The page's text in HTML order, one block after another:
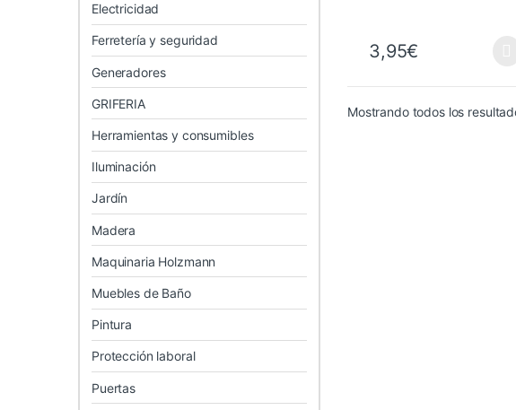
3,95€
Mostrando todos los
Electricidad
Ferretería y seguridad
Generadores
GRIFERIA
Herramientas y consumibles
Iluminación
Jardín
Madera
Maquinaria Holzmann
Muebles de Baño
Pintura
Protección laboral
Puertas